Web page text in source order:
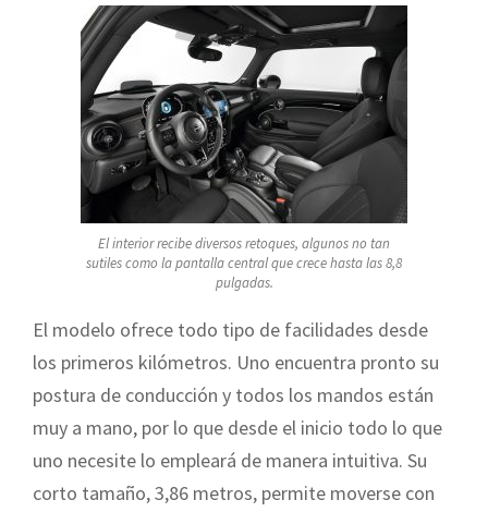
El interior recibe diversos retoques, algunos no tan
sutiles como la pantalla central que crece hasta las 8,8
pulgadas.
El modelo ofrece todo tipo de facilidades desde
los primeros kilómetros. Uno encuentra pronto su
postura de conducción y todos los mandos están
muy a mano, por lo que desde el inicio todo lo que
uno necesite lo empleará de manera intuitiva. Su
corto tamaño, 3,86 metros, permite moverse con